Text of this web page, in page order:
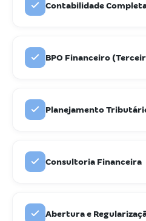
Contabilidade
BPO Financeiro
Planejamento
Consultoria Financeira
Abertura e